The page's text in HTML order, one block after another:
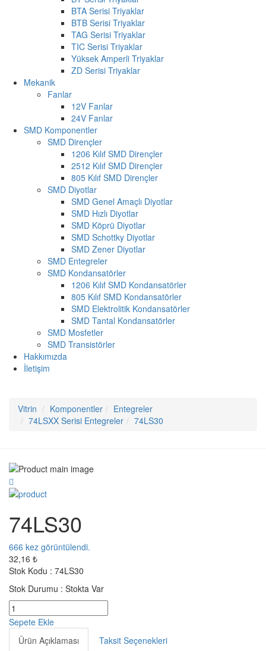
BTA Serisi Triyaklar
BTB Serisi Triyaklar
TAG Serisi Triyaklar
TIC Serisi Triyaklar
Yüksek Amperli Triyaklar
ZD Serisi Triyaklar
Mekanik
Fanlar
12V Fanlar
24V Fanlar
SMD Komponentler
SMD Dirençler
1206 Kılıf SMD Dirençler
2512 Kılıf SMD Dirençler
805 Kılıf SMD Dirençler
SMD Diyotlar
SMD Genel Amaçlı Diyotlar
SMD Hızlı Diyotlar
SMD Köprü Diyotlar
SMD Schottky Diyotlar
SMD Zener Diyotlar
SMD Entegreler
SMD Kondansatörler
1206 Kılıf SMD Kondansatörler
805 Kılıf SMD Kondansatörler
SMD Elektrolitik Kondansatörler
SMD Tantal Kondansatörler
SMD Mosfetler
SMD Transistörler
Hakkımızda
İletişim
Vitrin Komponentler
Entegreler
74LSXX Serisi Entegreler
74LS30
74LS30
666 kez görüntülendi.
32,16 ₺
Stok Kodu : 74LS30
Stok Durumu : Stokta Var
Sepete Ekle
Ürün Açıklaması
Taksit Seçenekleri